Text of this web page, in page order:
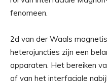
fenomeen.
2d van der Waals
heterojuncties zijn een
apparaten. Het bereiken
af van het interfaciale